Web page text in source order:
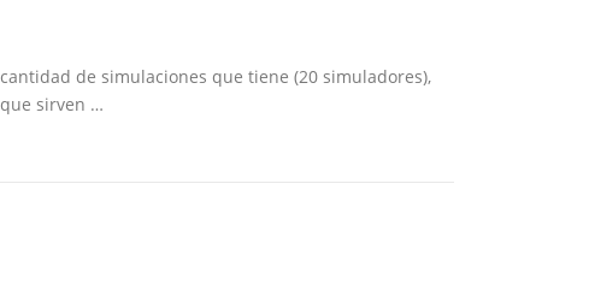
de simulaciones que tiene (20 simuladores),
sirven …